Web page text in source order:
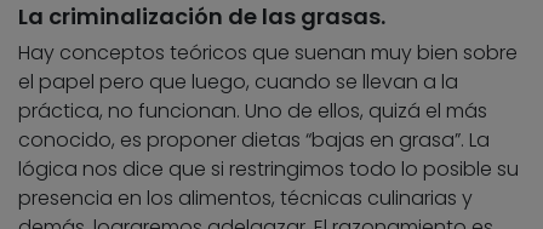
La criminalización de las grasas.
Hay conceptos teóricos que suenan muy bien sobre
el papel pero que luego, cuando se llevan a la
práctica, no funcionan. Uno de ellos, quizá el más
conocido, es proponer dietas “bajas en grasa”. La
lógica nos dice que si restringimos todo lo posible su
presencia en los alimentos, técnicas culinarias y